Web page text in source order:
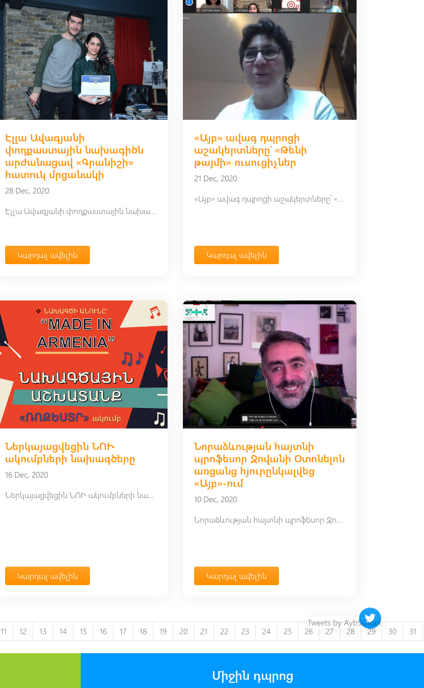
Էլլա Ավագյանի
փոդքաստային նախագիծն
արժանացավ «Գրանիշի»
հատուկ մրցանակի
28 Dec, 2020
Էլլա Ավագյանի փոդքաստային նախագիծն արժանացավ «Գրանիշի» հատուկ մրցանակի
Կարդալ ավելին
«Այբ» ավագ դպրոցի
աշակերտները՝ «Թենի
թայմի» ուսուցիչներ
21 Dec, 2020
«Այբ» ավագ դպրոցի աշակերտները՝ «Թենի թայմի» ուսուցիչներ
Կարդալ ավելին
Ներկայացվեցին ՆՈՒ
ակումբների նախագծերը
16 Dec, 2020
Ներկայացվեցին ՆՈՒ ակումբների նախագծերը
Կարդալ ավելին
Նորաձևության հայտնի
պրոֆեսոր Ջովանի Օտոնելոն
առցանց հյուրընկալվեց
«Այբ»-ում
10 Dec, 2020
Նորաձևության հայտնի պրոֆեսոր Ջովանի Օտոնելոն առցանց հյուրընկալվեց «Այբ»-ում
Կարդալ ավելին
11 12 13 14 15 16 17 18 19 20 21 22 23 24 25 26 27 28 29 30 31
Twitter timeline
Tweets by AybSchool
Միջին դպրոց